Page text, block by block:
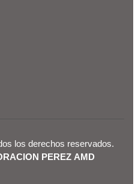
los derechos reservados.
PEREZ AMD